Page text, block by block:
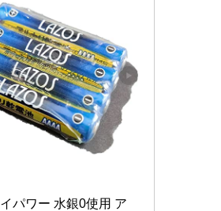
パワー 水銀0使用 ア